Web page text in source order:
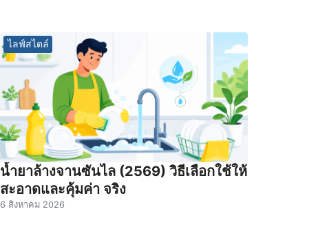
ไลฟ์สไตล์
น้ำยาล้างจานซันไล (2569) วิธีเลือกใช้ให้
สะอาดและคุ้มค่า จริง
6 สิงหาคม 2026